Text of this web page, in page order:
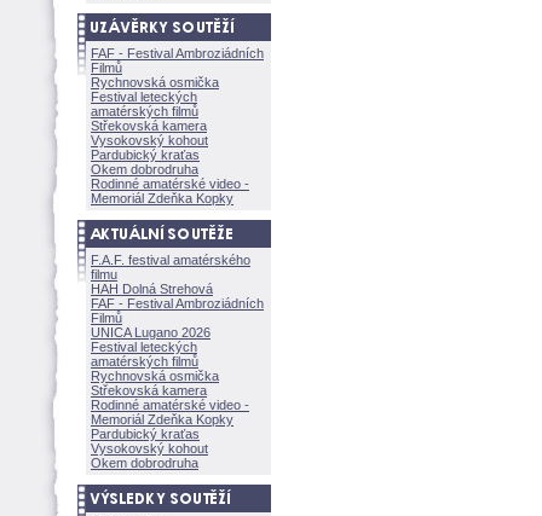
FAF - Festival Ambroziádních
Filmů
Rychnovská osmička
Festival leteckých
amatérských filmů
Střekovská kamera
Vysokovský kohout
Pardubický kraťas
Okem dobrodruha
Rodinné amatérské video -
Memoriál Zdeňka Kopky
F.A.F. festival amatérského
filmu
HAH Dolná Strehov
FAF - Festival Ambroziádních
Filmů
UNICA Lugano 2026
Festival leteckých
amatérských filmů
Rychnovská osmička
Střekovská kamera
Rodinné amatérské video -
Memoriál Zdeňka Kopky
Pardubický kraťas
Vysokovský kohout
Okem dobrodruha